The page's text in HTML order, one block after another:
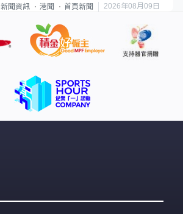
新聞資訊 港聞 首頁新聞 2026年08月09日